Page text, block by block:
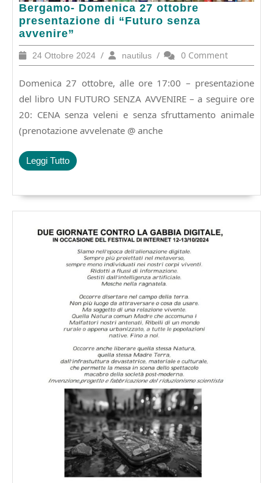
Bergamo- Domenica 27 ottobre
presentazione di “Futuro senza
avvenire”
Bergamo-
Domenica
27
ottobre
presentazione
“Futuro
senza
avvenire”
24 Ottobre 2024 24
Ottobre
2024
/ nautilusnautilus
/ 0 Comment
Domenica 27 ottobre, alle ore 17:00 – presentazione
del libro UN FUTURO SENZA AVVENIRE – a seguire ore
20: CENA senza veleni e senza sfruttamento animale
(prenotazione avvelenate @ anche
Leggi TuttoLeggi
Tutto